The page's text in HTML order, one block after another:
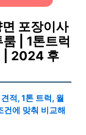
포장이사
| 1톤트럭
| 2024 후
적, 1톤 트럭, 월
건에 맞춰 비교해